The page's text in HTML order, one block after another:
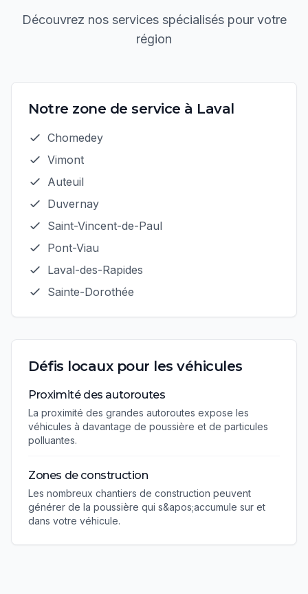
Découvrez nos services spécialisés pour votre
région
Notre zone de service à Laval
Chomedey
Vimont
Auteuil
Duvernay
Saint-Vincent-de-Paul
Pont-Viau
Laval-des-Rapides
Sainte-Dorothée
Défis locaux pour les véhicules
Proximité des autoroutes
La proximité des grandes autoroutes expose les
véhicules à davantage de poussière et de particules
polluantes.
Zones de construction
Les nombreux chantiers de construction peuvent
générer de la poussière qui s&apos;accumule sur et
dans votre véhicule.